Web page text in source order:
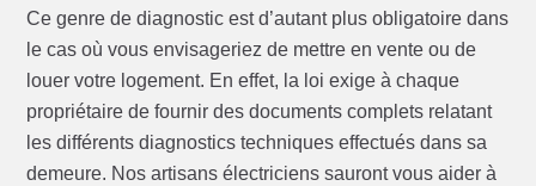
Ce genre de diagnostic est d’autant plus obligatoire dans
le cas où vous envisageriez de mettre en vente ou de
louer votre logement. En effet, la loi exige à chaque
propriétaire de fournir des documents complets relatant
les différents diagnostics techniques effectués dans sa
demeure. Nos artisans électriciens sauront vous aider à